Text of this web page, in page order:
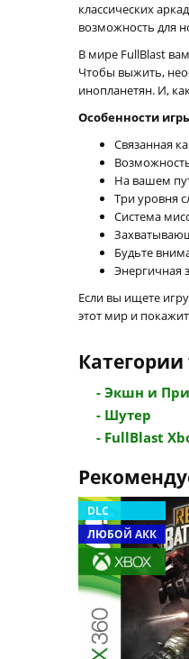
классических
возможность для
В мире FullBlast
Чтобы выжить,
инопланетян. И,
Особенности
Связанная
На вашем
Три уровня
Система
Будьте
Энергичная
Если вы ищете
этот мир и
Категории
- Экшн и
- Шутер
- FullBlast
DLC
ЛЮБОЙ АКК